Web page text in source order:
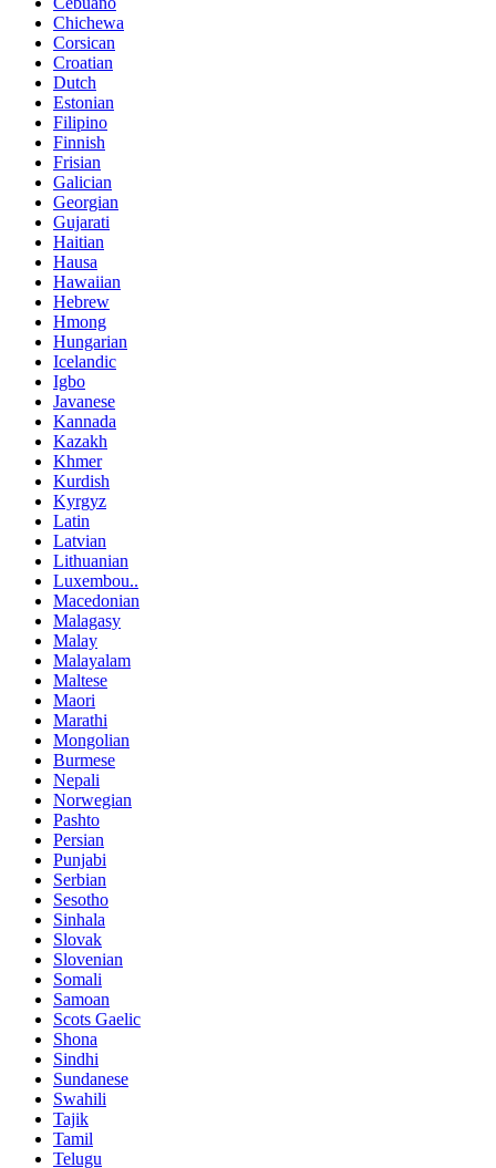
Chichewa
Corsican
Croatian
Dutch
Estonian
Filipino
Finnish
Frisian
Galician
Georgian
Gujarati
Haitian
Hausa
Hawaiian
Hebrew
Hmong
Hungarian
Icelandic
Igbo
Javanese
Kannada
Kazakh
Khmer
Kurdish
Kyrgyz
Latin
Latvian
Lithuanian
Luxembou..
Macedonian
Malagasy
Malay
Malayalam
Maltese
Maori
Marathi
Mongolian
Burmese
Nepali
Norwegian
Pashto
Persian
Punjabi
Serbian
Sesotho
Sinhala
Slovak
Slovenian
Somali
Samoan
Scots Gaelic
Shona
Sindhi
Sundanese
Swahili
Tajik
Tamil
Telugu